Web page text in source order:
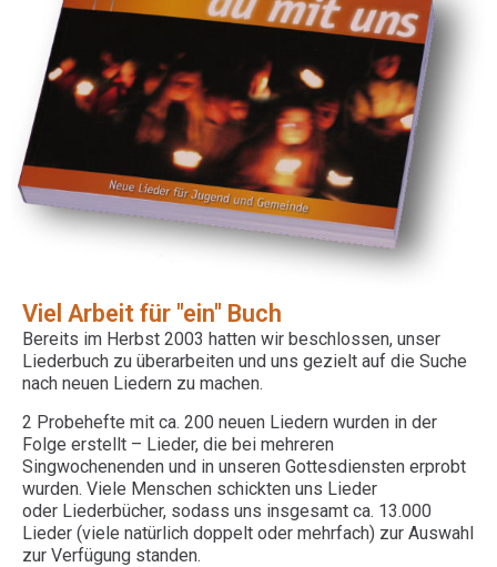
Viel Arbeit für "ein" Buch
Bereits im Herbst 2003 hatten wir beschlossen, unser
Liederbuch zu überarbeiten und uns gezielt auf die Suche
nach neuen Liedern zu machen.
2 Probehefte mit ca. 200 neuen Liedern wurden in der
Folge erstellt – Lieder, die bei mehreren
Singwochenenden und in unseren Gottesdiensten erprobt
wurden. Viele Menschen schickten uns Lieder
oder Liederbücher, sodass uns insgesamt ca. 13.000
Lieder (viele natürlich doppelt oder mehrfach) zur Auswahl
zur Verfügung standen.